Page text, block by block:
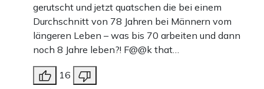
gerutscht und jetzt quatschen die bei einem
Durchschnitt von 78 Jahren bei Männern vom
längeren Leben – was bis 70 arbeiten und dann
noch 8 Jahre leben?! F@@k that…
16